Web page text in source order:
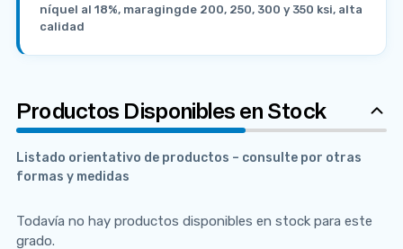
níquel al 18%, maragingde 200, 250, 300 y 350 ksi, alta
calidad
Productos Disponibles en Stock
Listado orientativo de productos – consulte por otras
formas y medidas
Todavía no hay productos disponibles en stock para este
grado.